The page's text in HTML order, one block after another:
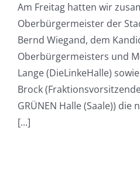
Am Freitag hatten wir
Oberbürgermeister der
Bernd Wiegand, dem
Oberbürgermeisters und
Lange (DieLinkeHalle)
Brock
GRÜNEN Halle (Saale)) die
[...]